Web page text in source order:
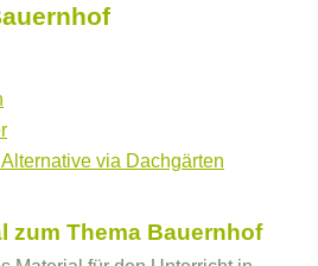
via Dachgärten
zum Thema Bauernhof